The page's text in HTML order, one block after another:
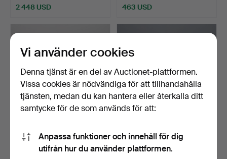
2 448 USD 463 USD
MATBORD, med
utdragsskivor, teakfanér,
Klubbades 16 okt 2025
MATBORD, 3 delar,
obehandlad furu, 1970/80…
Klubbades 5 okt 2025
Vi använder cookies
Denna tjänst är en del av Auctionet-plattformen.
Vissa cookies är nödvändiga för att tillhandahålla
tjänsten, medan du kan hantera eller återkalla ditt
samtycke för de som används för att:
Anpassa funktioner och innehåll för dig
utifrån hur du använder plattformen.